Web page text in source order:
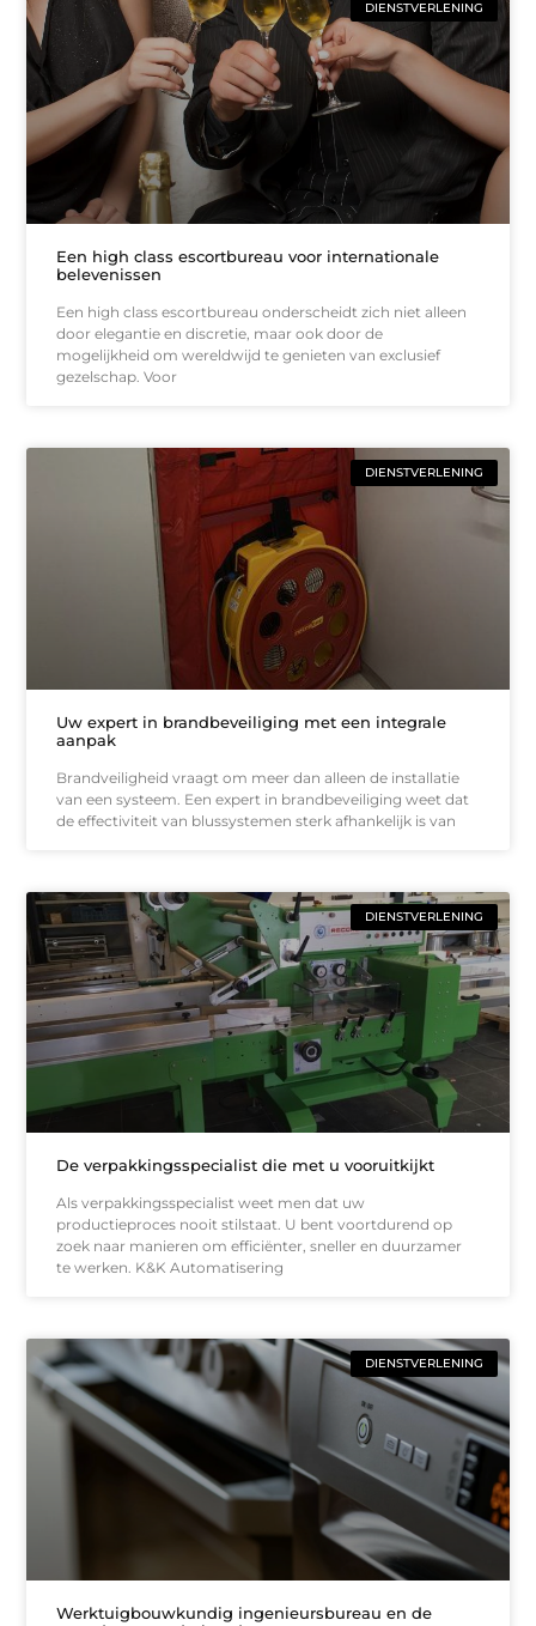
DIENSTVERLENING
Een high class escortbureau voor internationale
belevenissen
Een high class escortbureau onderscheidt zich niet alleen
door elegantie en discretie, maar ook door de
mogelijkheid om wereldwijd te genieten van exclusief
gezelschap. Voor
DIENSTVERLENING
Uw expert in brandbeveiliging met een integrale
aanpak
Brandveiligheid vraagt om meer dan alleen de installatie
van een systeem. Een expert in brandbeveiliging weet dat
de effectiviteit van blussystemen sterk afhankelijk is van
DIENSTVERLENING
De verpakkingsspecialist die met u vooruitkijkt
Als verpakkingsspecialist weet men dat uw
productieproces nooit stilstaat. U bent voortdurend op
zoek naar manieren om efficiënter, sneller en duurzamer
te werken. K&K Automatisering
DIENSTVERLENING
Werktuigbouwkundig ingenieursbureau en de